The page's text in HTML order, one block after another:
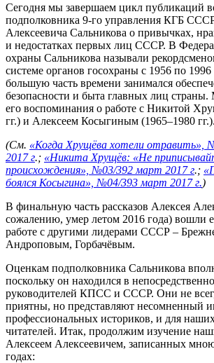
Сегодня мы завершаем цикл публикаций
подполковника 9-го управления КГБ
Алексеевича Сальникова о привычках,
и недостатках первых лиц СССР. В
охраны Сальникова называли
системе органов госохраны с 1956 по
большую часть времени занимался
безопасности и быта главных лиц
его воспоминания о работе с Никитой
гг.) и Алексеем Косыгиным (1965–1980 гг.).
(См. «Когда Хрущёва хотели отравить»,
2017 г.; «Никита Хрущёв: «Не
происхождения», №03/392 март 2017 г.;
боялся Косыгина», №04/393 март 2017 г.)
В финальную часть рассказов Алексея
сожалению, умер летом 2016 года) вошли
работе с другими лидерами СССР –
Андроповым, Горбачёвым.
Оценкам подполковника Сальникова
поскольку он находился в
руководителей КПСС и СССР. Они не
приятны, но представляют несомненный
профессиональных историков, и для
читателей. Итак, продолжим изучение
Алексеем Алексеевичем, записанных
годах: